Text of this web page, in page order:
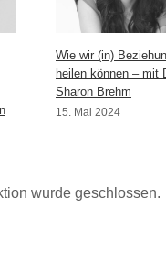
Wie wir (in)
heilen können – mit
Sharon Brehm
15. Mai 2024
wurde geschlossen.